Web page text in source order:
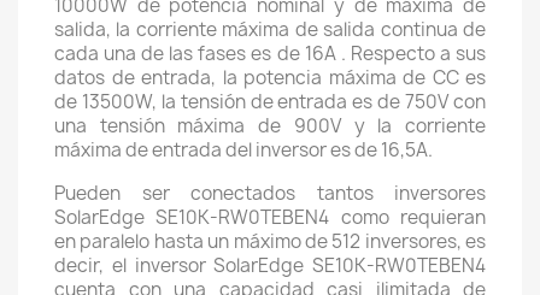
10000W de potencia nominal y de máxima de
salida, la corriente máxima de salida continua de
cada una de las fases es de 16A . Respecto a sus
datos de entrada, la potencia máxima de CC es
de 13500W, la tensión de entrada es de 750V con
una tensión máxima de 900V y la corriente
máxima de entrada del inversor es de 16,5A.
Pueden ser conectados tantos inversores
SolarEdge SE10K-RW0TEBEN4 como requieran
en paralelo hasta un máximo de 512 inversores, es
decir, el inversor SolarEdge SE10K-RW0TEBEN4
cuenta con una capacidad casi ilimitada de